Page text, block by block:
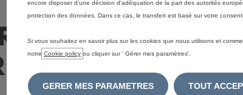
encore disposer d'une décision d'adéquation de la part des autorités
protection des données. Dans ce cas, le transfert est basé sur votre
Si vous souhaitez en savoir plus sur les cookies que nous utilisons et
notre Cookie policy ou cliquer sur ' Gérer mes paramètres'.
GERER MES PARAMETRES TOUT